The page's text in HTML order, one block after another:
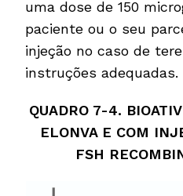
uma dose de 150
paciente ou o seu
injeção no caso de
instruções adequadas.
QUADRO 7-4.
ELONVA E COM
FSH